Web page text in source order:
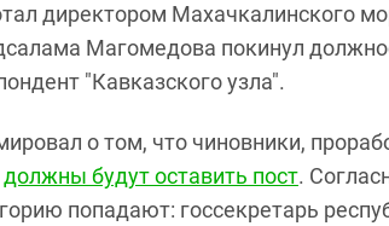
директором Махачкалинского
Магомедова покинул
"Кавказского узла".
о том, что чиновники,
должны будут оставить пост.
попадают: госсекретарь